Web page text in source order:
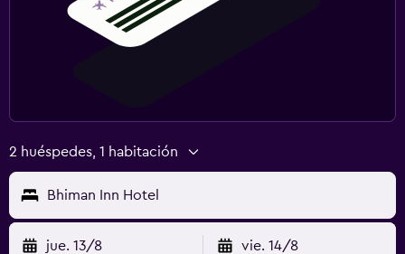
2 huéspedes, 1 habitación
Bhiman Inn Hotel
jue. 13/8 vie. 14/8